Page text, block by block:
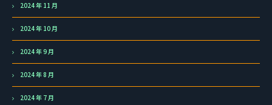
2024 年 11 月
2024 年 10 月
2024 年 9 月
2024 年 8 月
2024 年 7 月